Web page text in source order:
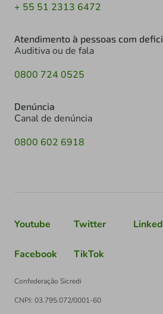
+ 55 51 2313 6472
Atendimento à pessoas com
Auditiva ou de fala
0800 724 0525
Denúncia
Canal de denúncia
0800 602 6918
Youtube Twitter
Facebook TikTok
Confederação Sicredi
CNPJ: 03.795.072/0001-60